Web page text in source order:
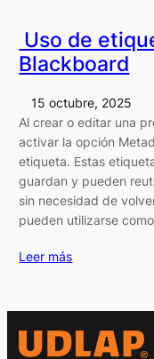
Uso de
Blackboard
15 octubre, 2025
Al crear o editar una
activar la opción
etiqueta. Estas
guardan y pueden
sin necesidad de
pueden utilizarse
Leer más